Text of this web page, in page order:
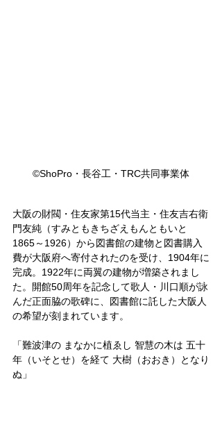
©ShoPro・長谷工・TRC共同事業体
大阪の財閥・住友家第15代当主・住友吉右衛
門友純（すみともきちざえもんともいと
1865～1926）から図書館の建物と図書購入
費が大阪府へ寄付されたのを受け、1904年に
完成。1922年に両翼の建物が増築されまし
た。開館50周年を記念して歌人・川口順が詠
んだ正面脇の歌碑に、図書館に託した大阪人
の希望が刻まれています。
「難波津の まなかに植ゑし 智慧の木は 五十
年（いそとせ）を経て 大樹（おおき）となり
ぬ」